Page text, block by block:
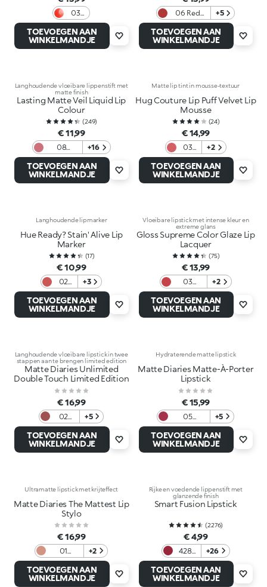
03
Love
In
Coral
TOEVOEGEN AAN
WINKELMANDJE
06 Red
Obsession
+5
TOEVOEGEN AAN
WINKELMANDJE
Langhoudende vloeibare lippenstift met
matte finish
Lasting Matte Veil Liquid Lip
Colour
(249)
€ 11,99
08
Universal
Mauve
+16
TOEVOEGEN AAN
WINKELMANDJE
Matte lip tint in mousse-textuur
Hug Couture Lip Puff Velvet Lip
Mousse
(24)
€ 14,99
03
Lip
Ballet
+2
TOEVOEGEN AAN
WINKELMANDJE
Langhoudende lipmarker
Hue Ready? Stain' Alive Lip
Marker
(17)
€ 10,99
02
Brick
The
Rules
+3
TOEVOEGEN AAN
WINKELMANDJE
Vloeibare lipstick met intense kleur en
extreme glans
Gloss Supreme Color Glaze Lip
Lacquer
(75)
€ 13,99
03
Dazzling
Coral
+2
TOEVOEGEN AAN
WINKELMANDJE
Langhoudende vloeibare lipstick in twee
stappen aan te brengen limited edition
Matte Diaries Unlimited
Double Touch Limited Edition
€ 16,99
02
Secret
Note
Pink
+5
TOEVOEGEN AAN
WINKELMANDJE
Hydraterende matte lipstick
Matte Diaries Matte-À-Porter
Lipstick
€ 15,99
05
Uptown
Burgundy
+5
TOEVOEGEN AAN
WINKELMANDJE
Ultramatte lipstick met krijteffect
Matte Diaries The Mattest Lip
Stylo
€ 16,99
01
Madison
Ave
Nude
+2
TOEVOEGEN AAN
WINKELMANDJE
Rijke en voedende lippenstift met
glanzende finish
Smart Fusion Lipstick
(2276)
€ 4,99
428
Grape
+26
TOEVOEGEN AAN
WINKELMANDJE